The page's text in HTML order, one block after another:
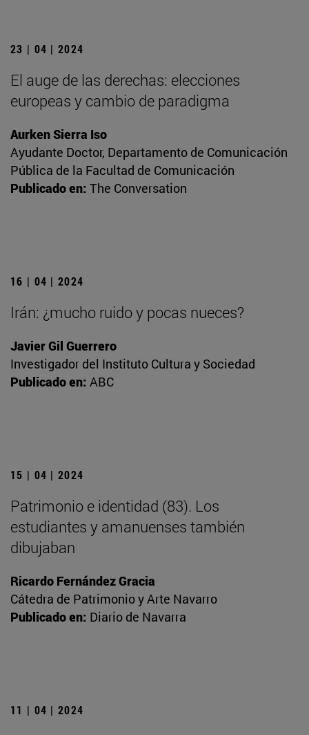
23 | 04 | 2024
El auge de las derechas: elecciones
europeas y cambio de paradigma
Aurken Sierra Iso
Ayudante Doctor, Departamento de Comunicación
Pública de la Facultad de Comunicación
Publicado en: The Conversation
16 | 04 | 2024
Irán: ¿mucho ruido y pocas nueces?
Javier Gil Guerrero
Investigador del Instituto Cultura y Sociedad
Publicado en: ABC
15 | 04 | 2024
Patrimonio e identidad (83). Los
estudiantes y amanuenses también
dibujaban
Ricardo Fernández Gracia
Cátedra de Patrimonio y Arte Navarro
Publicado en: Diario de Navarra
11 | 04 | 2024